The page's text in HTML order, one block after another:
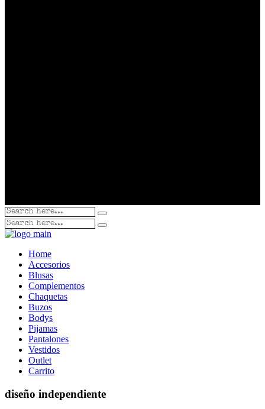
Home
Accesorios
Blusas
Complementos
Chaquetas
Buzos
Bodys
Pijamas
Pantalones
Vestidos
Outlet
Carrito
diseño independiente